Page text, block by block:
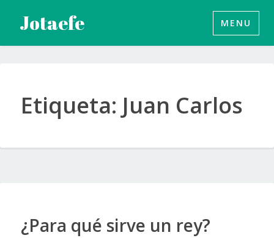
contenido
Jotaefe MENU
Etiqueta: Juan Carlos
¿Para qué sirve un rey?